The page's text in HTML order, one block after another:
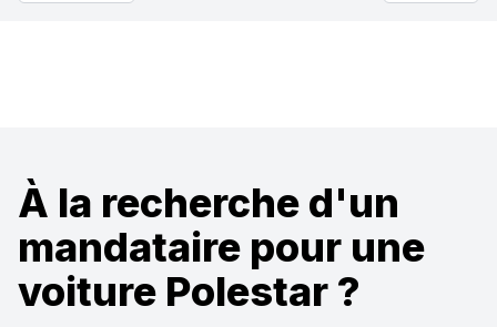
À la recherche d'un
mandataire pour une
voiture Polestar ?